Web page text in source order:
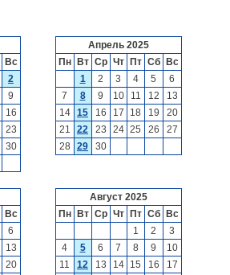
Вс
2
9
16
23
30
Апрель 2025
Пн
Вт Ср Чт Пт Сб
Вс
1
2 3 4 5
6
7
8 9 10 11 12
13
14
15 16 17 18 19
20
21
22 23 24 25 26
27
28
29 30
Вс
6
13
20
Август 2025
Пн
Вт Ср Чт Пт Сб
Вс
1
2
3
4
5 6 7 8 9
10
11
12 13 14 15 16
17